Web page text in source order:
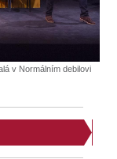
v Normálním debilovi